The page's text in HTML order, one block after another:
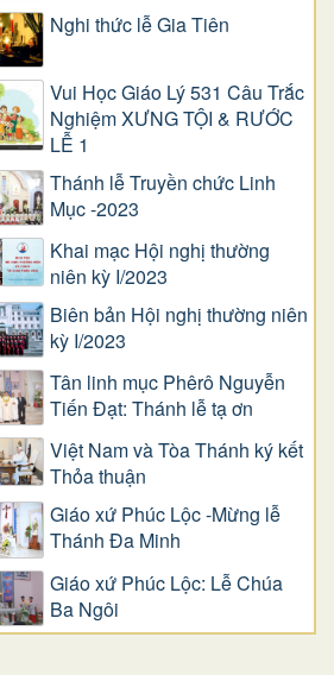
Nghi thức lễ Gia Tiên
Vui Học Giáo Lý 531 Câu Trắc
Nghiệm XƯNG TỘI & RƯỚC
LỄ 1
Thánh lễ Truyền chức Linh
Mục -2023
Khai mạc Hội nghị thường
niên kỳ I/2023
Biên bản Hội nghị thường niên
kỳ I/2023
Tân linh mục Phêrô Nguyễn
Tiến Đạt: Thánh lễ tạ ơn
Việt Nam và Tòa Thánh ký kết
Thỏa thuận
Giáo xứ Phúc Lộc -Mừng lễ
Thánh Đa Minh
Giáo xứ Phúc Lộc: Lễ Chúa
Ba Ngôi